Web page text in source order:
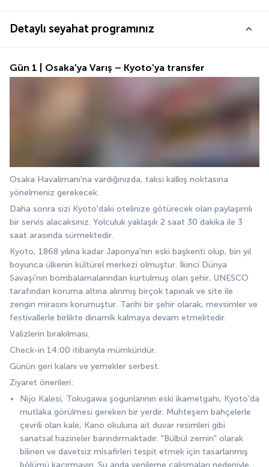
Detaylı seyahat programınız
Gün 1 | Osaka'ya Varış – Kyoto'ya transfer
Osaka Havalimanı'na vardığınızda, taksi kalkış noktasına
yönelmeniz gerekecek.
Daha sonra sizi Kyoto'daki otelinize götürecek olan paylaşımlı
bir servis alacaksınız. Yolculuk yaklaşık 2 saat 30 dakika ile 3
saat arasında sürmektedir.
Kyoto, 1868 yılına kadar Japonya'nın eski başkenti olup, bin yıl
boyunca ülkenin kültürel merkezi olmuştur. İkinci Dünya
Savaşı'nın bombalamalarından kurtulmuş olan şehir, UNESCO
tarafından koruma altına alınmış birçok tapınak ve site ile
zengin mirasını korumuştur. Tarihi bir şehir olarak, mevsimler ve
festivallerle birlikte dinamik kalmaya devam etmektedir.
Valizlerin bırakılması.
Check-in 14:00 itibarıyla mümkündür.
Günün geri kalanı ve yemekler serbest.
Ziyaret önerileri:
Nijo Kalesi, Tokugawa şogunlarının eski ikametgahı, Kyoto'da
mutlaka görülmesi gereken bir yerdir. Muhteşem bahçelerle
çevrili olan kale, Kano okuluna ait duvar resimleri gibi
sanatsal hazineler barındırmaktadır. "Bülbül zemin" olarak
bilinen ve davetsiz misafirleri tespit etmek için tasarlanmış
bölümü kaçırmayın. Şu anda yenileme çalışmaları nedeniyle,